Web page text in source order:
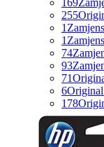
169
255
1
1
74
93
71
6
178